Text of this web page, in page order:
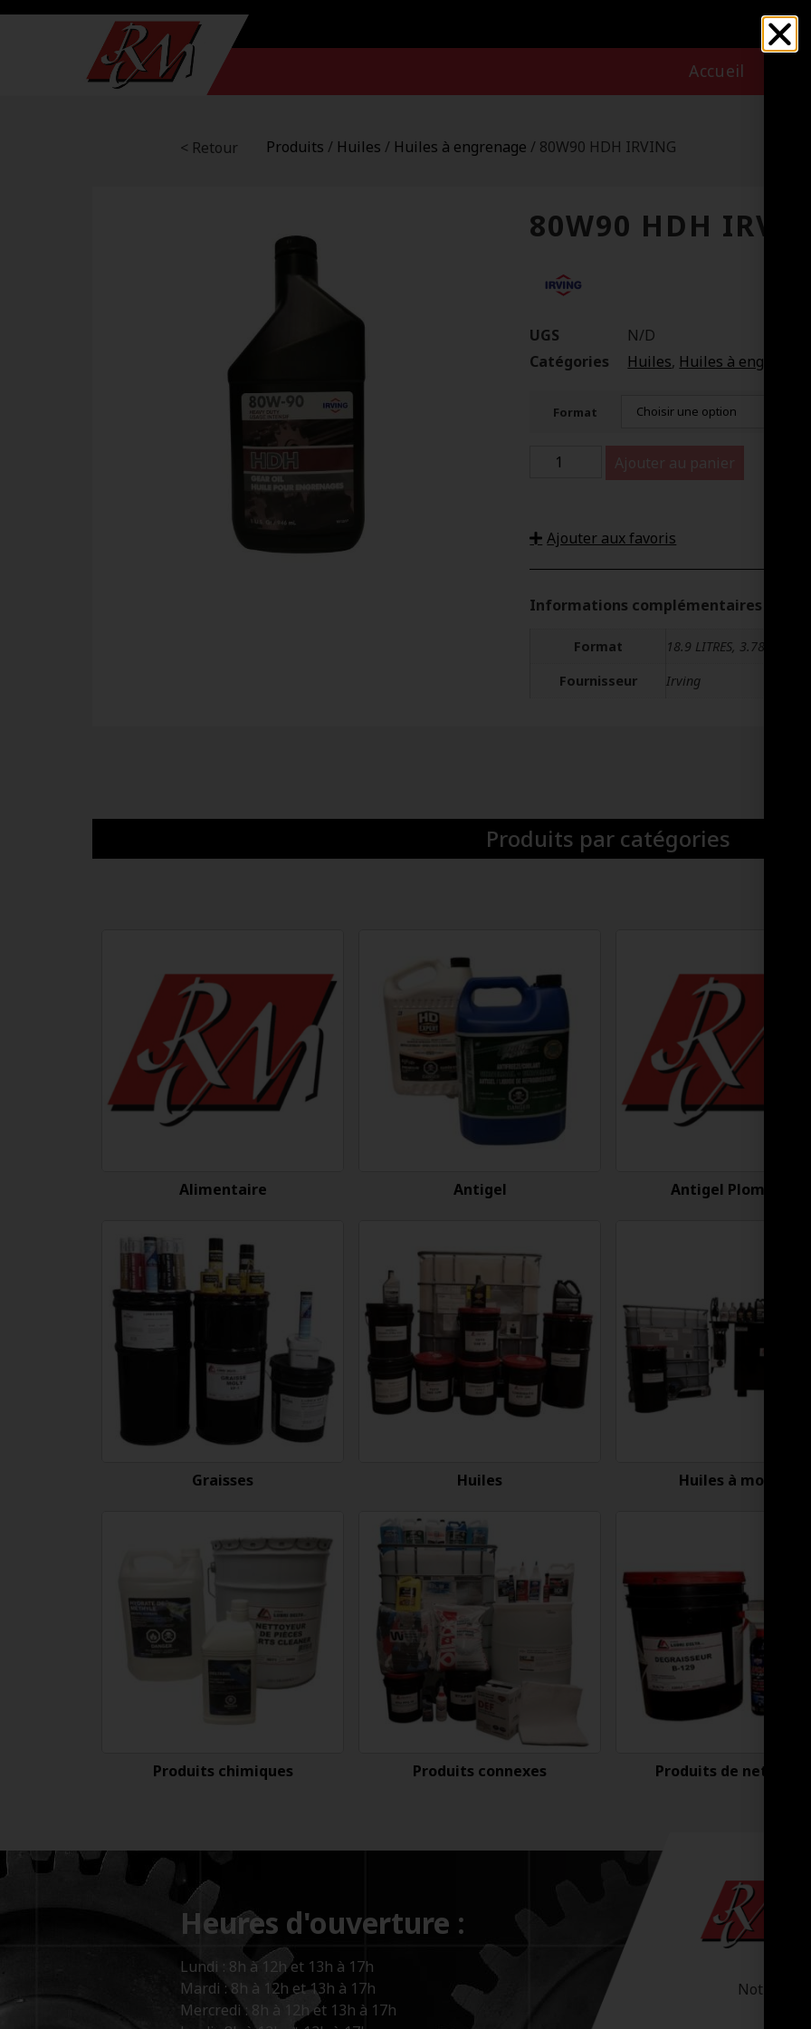
Accueil
< Retour Produits / Huiles / Huiles à engrenage / 80W90 HDH IRVING
80W90 HDH
UGS
N/D
Catégories
Huiles, Huiles à engrenage
Format
Ajouter au panier
Ajouter aux favoris
Informations complémentaires
Format
18.9 LITRES, 3.78 LITRES,
Fournisseur
Irving
Produits par catégories
Alimentaire Antigel Antigel Plomberie
Graisses Huiles Huiles à moteur
Produits chimiques Produits connexes Produits de nettoyage
Heures d'ouverture :
Lundi : 8h à 12h et 13h à 17h
Mardi : 8h à 12h et 13h à 17h
Mercredi : 8h à 12h et 13h à 17h
Notre-